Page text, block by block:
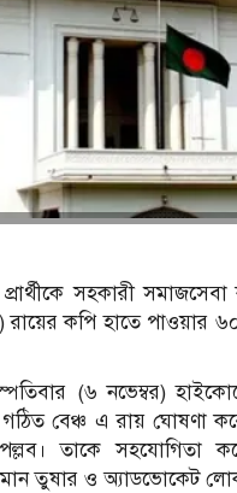
সহকারী সমাজসেবা
রায়ের কপি হাতে পাওয়ার
(৬ নভেম্বর)
বেঞ্চ এ রায় ঘোষণা
তাকে সহযোগিতা
তুষার ও অ্যাডভোকেট